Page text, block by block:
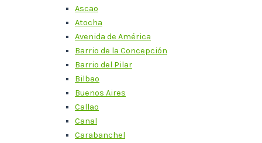
Ascao
Atocha
Avenida de América
Barrio de la Concepción
Barrio del Pilar
Bilbao
Buenos Aires
Callao
Canal
Carabanchel